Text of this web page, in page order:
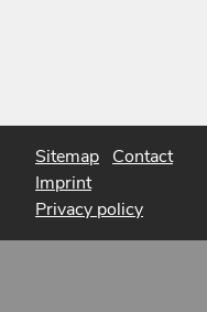
Sitemap Contact
Imprint
Privacy policy